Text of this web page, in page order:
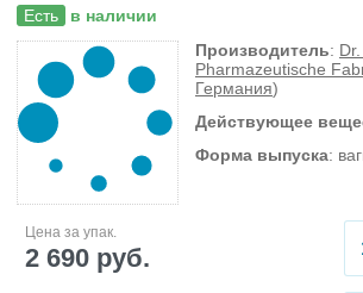
Есть в наличии
Производитель:
Pharmazeutische
Германия)
Действующее
Форма выпуска:
Цена за упак.
2 690 руб.